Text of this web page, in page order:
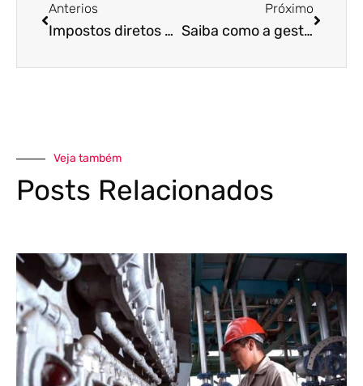
Anterios
Impostos diretos e indiretos: conheça as diferenças e impactos no seu negócio
Próximo
Saiba como a gestão tributária ajudará o seu negócio a ser mais econômico
Veja também
Posts Relacionados